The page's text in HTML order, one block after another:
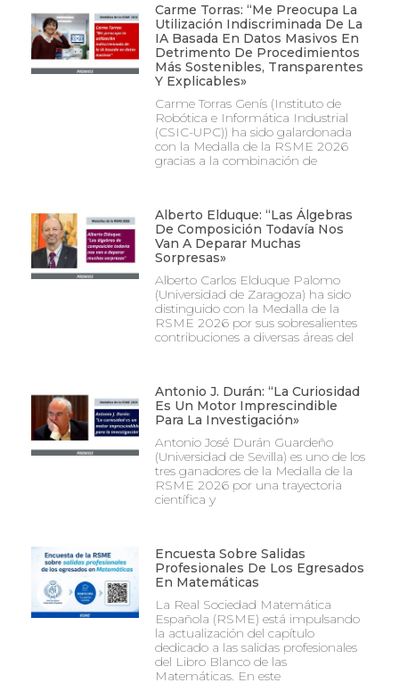
Carme Torras: “Me Preocupa La
Utilización Indiscriminada De La
IA Basada En Datos Masivos En
Detrimento De Procedimientos
Más Sostenibles, Transparentes
Y Explicables»
Carme Torras Genís (Instituto de
Robótica e Informática Industrial
(CSIC-UPC)) ha sido galardonada
con la Medalla de la RSME 2026
gracias a la combinación de
Alberto Elduque: “Las Álgebras
De Composición Todavía Nos
Van A Deparar Muchas
Sorpresas»
Alberto Carlos Elduque Palomo
(Universidad de Zaragoza) ha sido
distinguido con la Medalla de la
RSME 2026 por sus sobresalientes
contribuciones a diversas áreas del
Antonio J. Durán: “La Curiosidad
Es Un Motor Imprescindible
Para La Investigación»
Antonio José Durán Guardeño
(Universidad de Sevilla) es uno de los
tres ganadores de la Medalla de la
RSME 2026 por una trayectoria
científica y
Encuesta Sobre Salidas
Profesionales De Los Egresados
En Matemáticas
La Real Sociedad Matemática
Española (RSME) está impulsando
la actualización del capítulo
dedicado a las salidas profesionales
del Libro Blanco de las
Matemáticas. En este